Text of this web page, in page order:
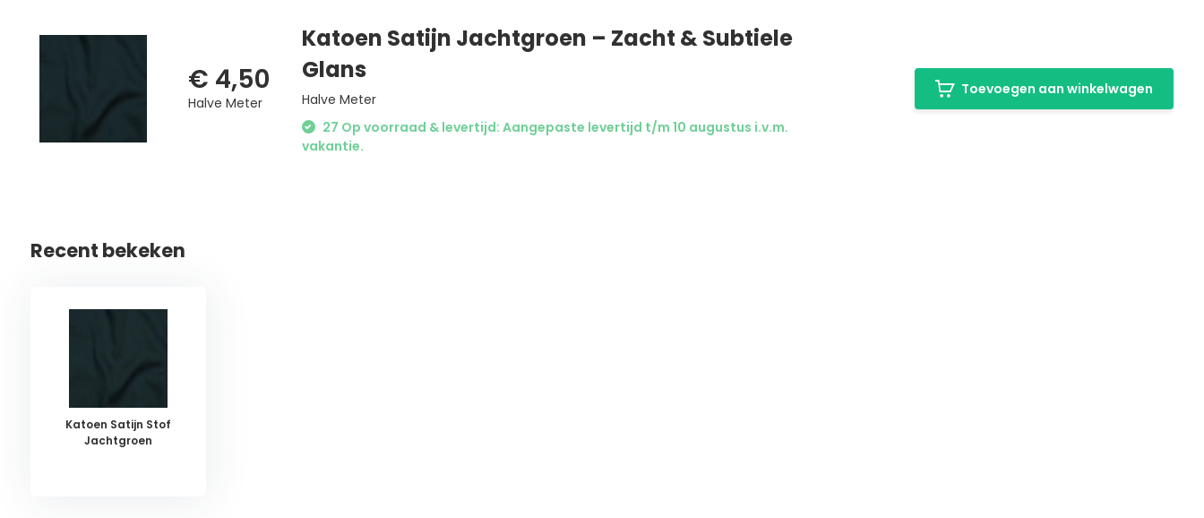
€ 4,50
Halve Meter
Katoen Satijn Jachtgroen – Zacht & Subtiele
Glans
Halve Meter
27 Op voorraad & levertijd: Aangepaste levertijd t/m 10 augustus i.v.m.
vakantie.
Toevoegen aan winkelwagen
Recent bekeken
Katoen Satijn Stof
Jachtgroen